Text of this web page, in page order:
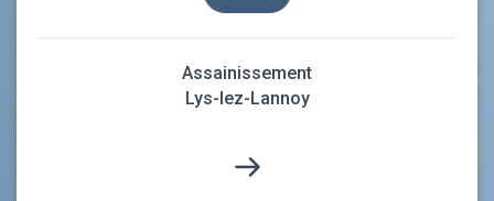
Assainissement
Lys-lez-Lannoy